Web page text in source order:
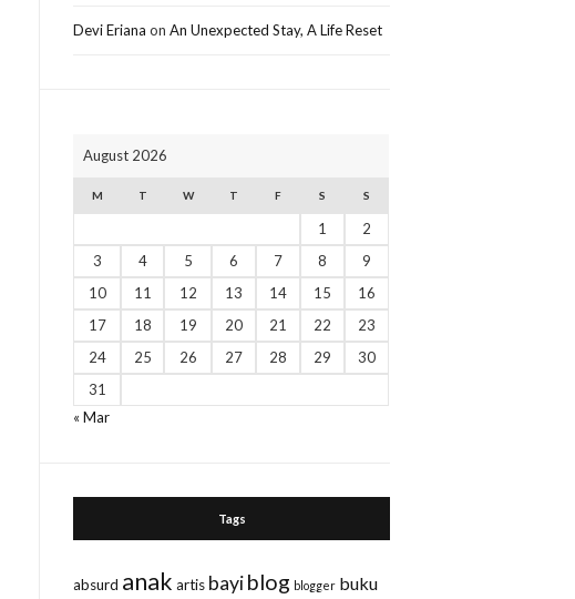
Devi Eriana onAn Unexpected Stay, A Life Reset
August 2026
M T W T F S S
1
2
3
4 5 6 7 8
9
10
11 12 13 14 15
16
17
18 19 20 21 22
23
24
25 26 27 28 29
30
31
« Mar
Tags
absurd anak artis bayiblog blogger buku